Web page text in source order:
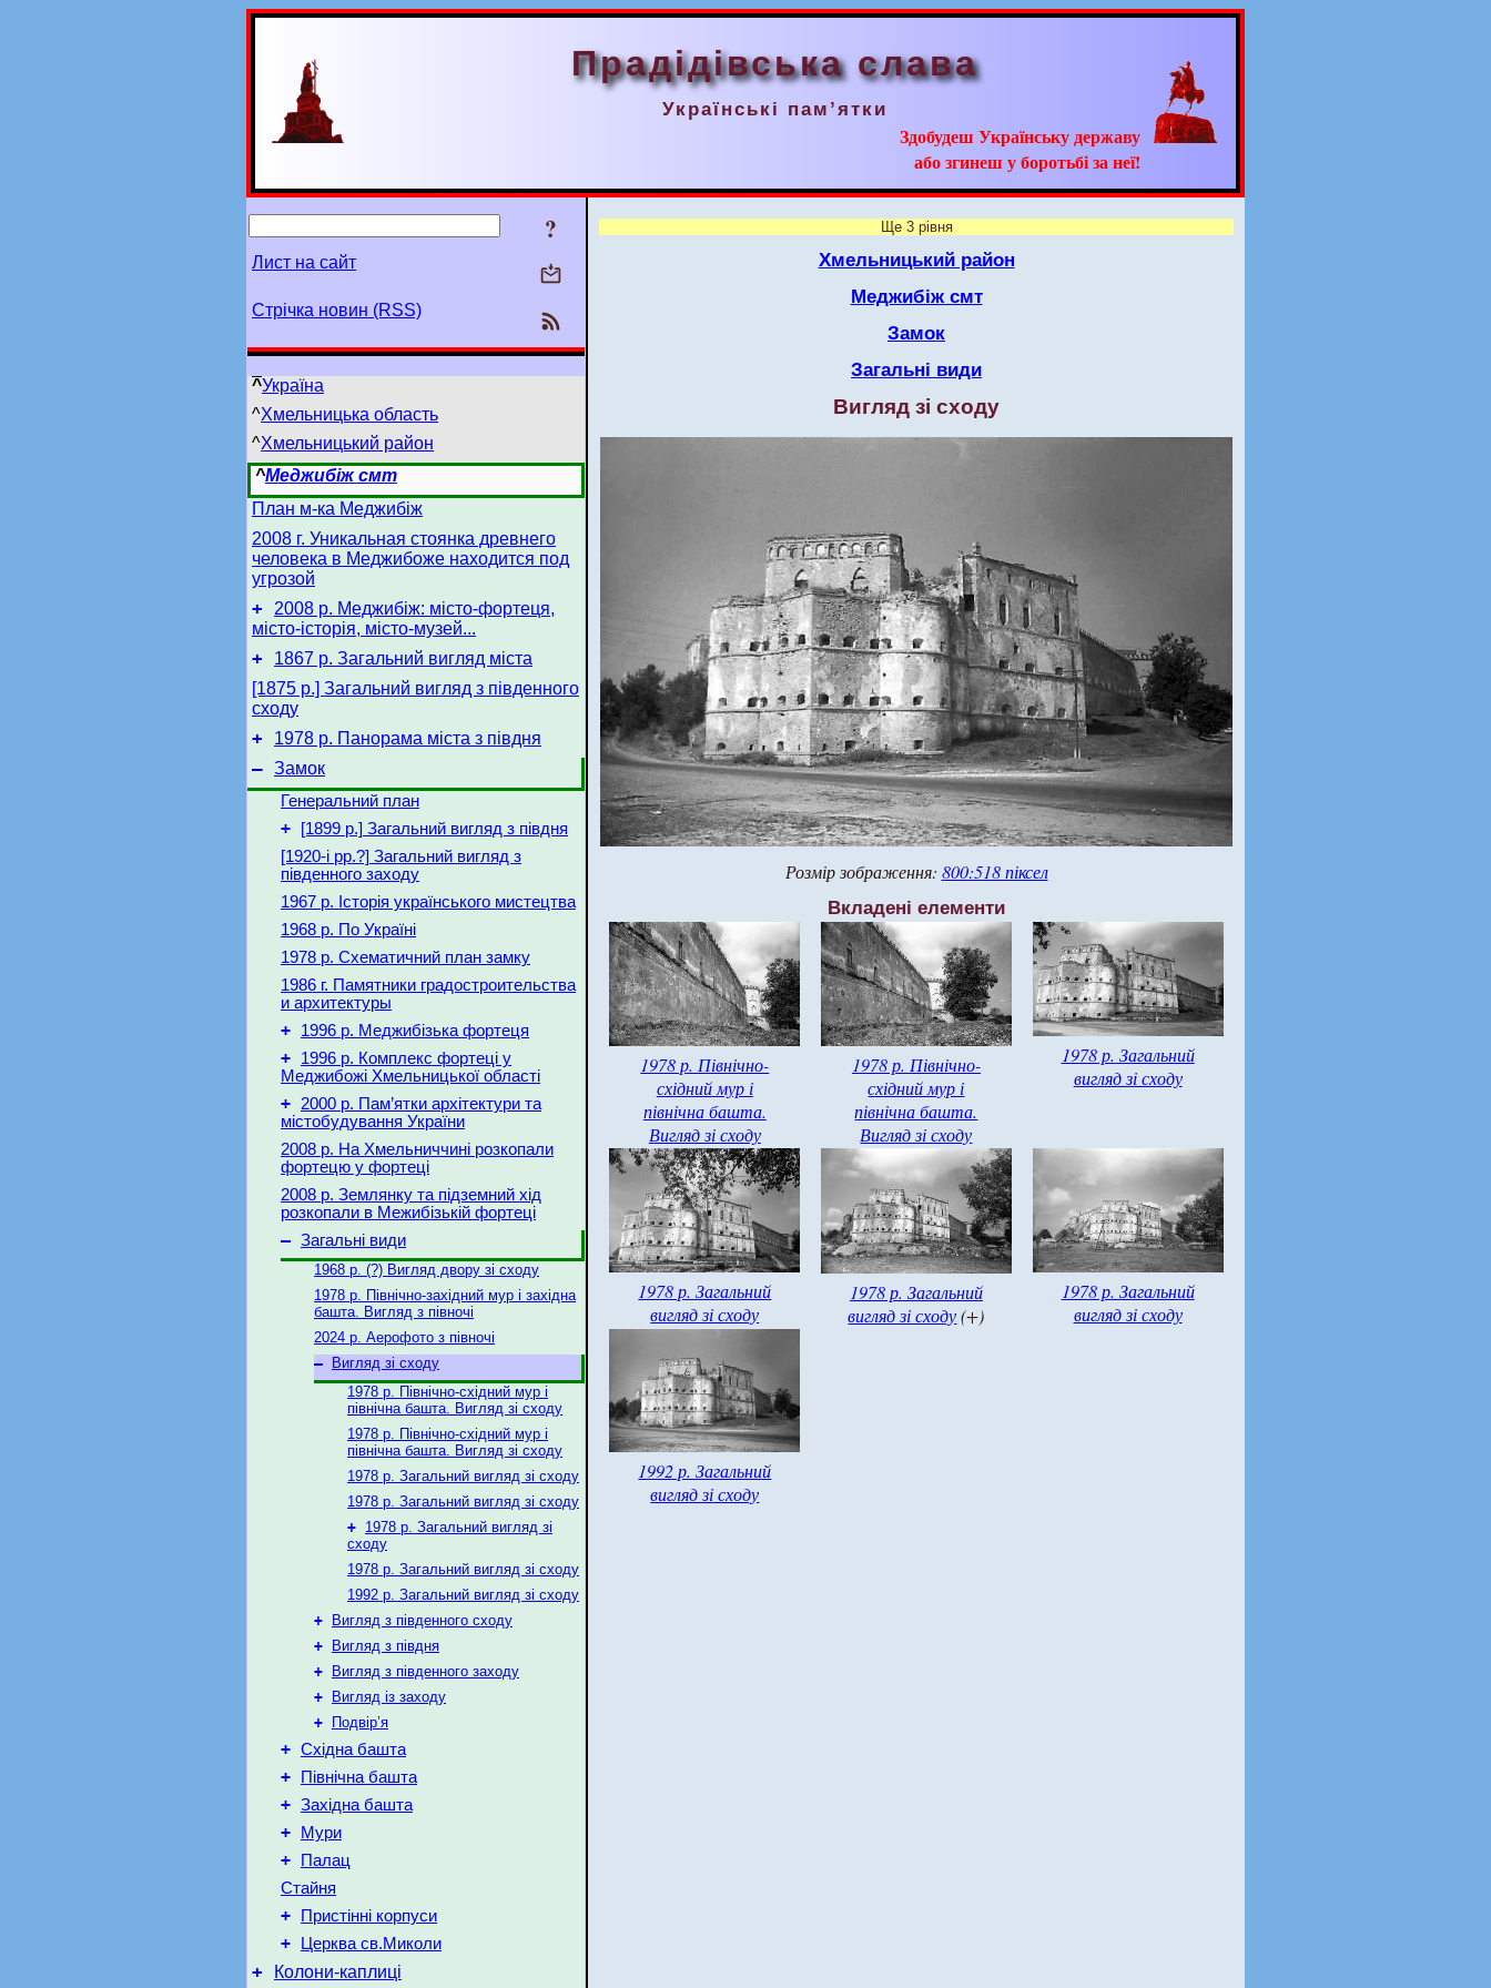
Прадідівська слава
Українські пам’ятки
Здобудеш Українську державу
або згинеш у боротьбі за неї!
?
Лист на сайт
Стрічка новин (RSS)
^Україна
^Хмельницька область
^Хмельницький район
^Меджибіж смт
План м-ка Меджибіж
2008 г. Уникальная стоянка древнего
человека в Меджибоже находится под
угрозой
+
2008 р. Меджибіж: місто-фортеця,
місто-історія, місто-музей...
+
1867 р. Загальний вигляд міста
[1875 р.] Загальний вигляд з південного
cходу
+ 1978 р. Панорама міста з півдня
– Замок
Генеральний план
+
[1899 р.] Загальний вигляд з півдня
[1920-і рр.?] Загальний вигляд з
південного заходу
1967 р. Історія українського мистецтва
1968 р. По Україні
1978 р. Схематичний план замку
1986 г. Памятники градостроительства
и архитектуры
+ 1996 р. Меджибізька фортеця
+
1996 р. Комплекс фортеці у
Меджибожі Хмельницької області
+
2000 р. Пам’ятки архітектури та
містобудування України
2008 р. На Хмельниччині розкопали
фортецю у фортеці
2008 р. Землянку та підземний хід
розкопали в Межибізькій фортеці
– Загальні види
1968 р. (?) Вигляд двору зі сходу
1978 р. Північно-західний мур і західна
башта. Вигляд з півночі
2024 р. Аерофото з півночі
–
Вигляд зі сходу
1978 р. Північно-східний мур і
північна башта. Вигляд зі сходу
1978 р. Північно-східний мур і
північна башта. Вигляд зі сходу
1978 р. Загальний вигляд зі сходу
1978 р. Загальний вигляд зі сходу
+ 1978 р. Загальний вигляд зі
сходу
1978 р. Загальний вигляд зі сходу
1992 р. Загальний вигляд зі сходу
+
Вигляд з південного сходу
+
Вигляд з півдня
+
Вигляд з південного заходу
+
Вигляд із заходу
+
Подвір’я
+ Східна башта
+ Північна башта
+ Західна башта
+ Мури
+
Палац
Стайня
+ Пристінні корпуси
+ Церква св.Миколи
+ Колони-каплиці
Ще 3 рівня
Хмельницький район
Меджибіж смт
Замок
Загальні види
Вигляд зі сходу
Розмір зображення: 800:518 піксел
Вкладені елементи
1978 р. Північно-
східний мур і
північна башта.
Вигляд зі сходу
1978 р. Північно-
східний мур і
північна башта.
Вигляд зі сходу
1978 р. Загальний
вигляд зі сходу
1978 р. Загальний
вигляд зі сходу
1978 р. Загальний
вигляд зі сходу(+)
1978 р. Загальний
вигляд зі сходу
1992 р. Загальний
вигляд зі сходу